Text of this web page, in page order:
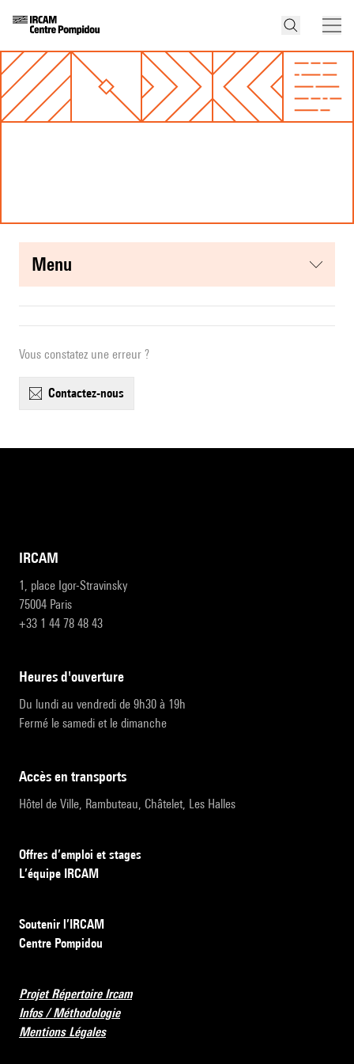
menu
Vous constatez une erreur ?
contactez-nous
IRCAM
1, place Igor-Stravinsky
75004 Paris
+33 1 44 78 48 43
heures d'ouverture
Du lundi au vendredi de 9h30 à 19h
Fermé le samedi et le dimanche
accès en transports
Hôtel de Ville, Rambuteau, Châtelet, Les Halles
Offres d’emploi et stages
L’équipe IRCAM
Soutenir l’IRCAM
Centre Pompidou
Projet Répertoire Ircam
Infos / Méthodologie
Mentions Légales